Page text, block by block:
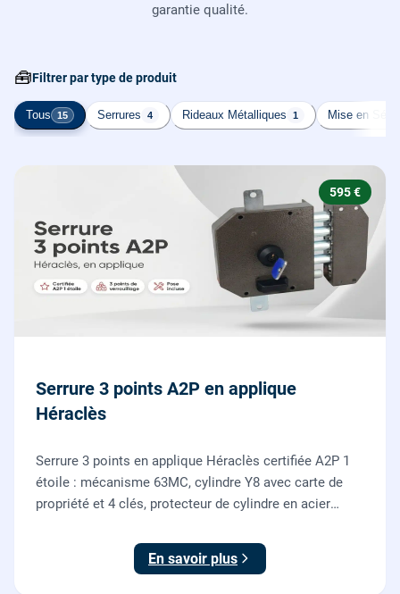
garantie qualité.
🧰Filtrer par type de produit
Tous 15 Serrures 4 Rideaux Métalliques 1 Mise en
595 €
Serrure 3 points A2P en applique
Héraclès
Serrure 3 points en applique Héraclès certifiée A2P 1
étoile : mécanisme 63MC, cylindre Y8 avec carte de
propriété et 4 clés, protecteur de cylindre en acier
renforcer une porte d'entrée existante.
En savoir plus